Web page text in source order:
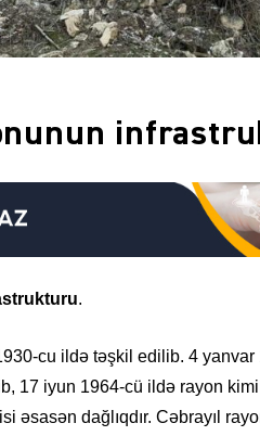
.
cu ildə təşkil edilib. 4
17 iyun 1964-cü ildə rayon kimi
əsasən dağlıqdır. Cəbrayıl